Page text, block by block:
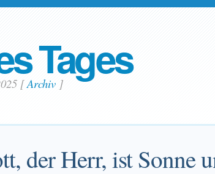
Tages
[Archiv]
der Herr, ist Sonne